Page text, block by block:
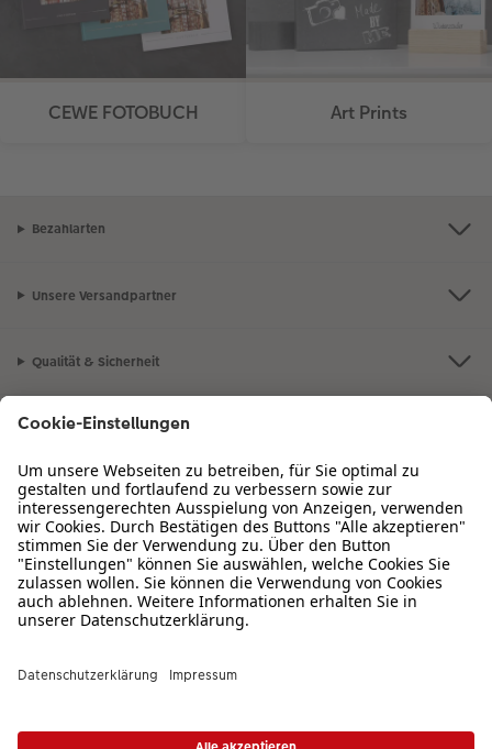
CEWE FOTOBUCH Art Prints
Bezahlarten
Unsere Versandpartner
Qualität & Sicherheit
Zertifizierungen & Initiativen
CEWE Fotowelt
Sortiment
Service